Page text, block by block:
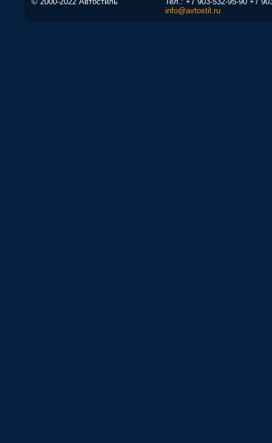
info@avtostil.ru